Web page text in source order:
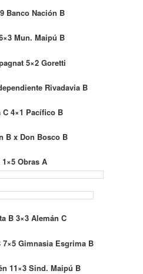
Banco Nación B
Mun. Maipú B
5×2 Goretti
Rivadavia B
C 4×1 Pacífico B
B x Don Bosco B
1×5 Obras A
B 3×3 Alemán C
7×5 Gimnasia Esgrima B
11×3 Sind. Maipú B